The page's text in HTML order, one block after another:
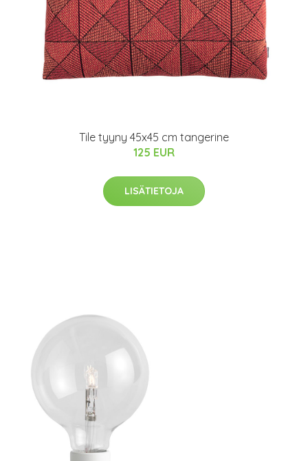
Tile tyyny 45x45 cm tangerine
125 EUR
LISÄTIETOJA